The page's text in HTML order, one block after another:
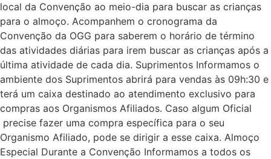
local da Convenção ao meio-dia para buscar as crianças
para o almoço. Acompanhem o cronograma da
Convenção da OGG para saberem o horário de término
das atividades diárias para irem buscar as crianças após a
última atividade de cada dia. Suprimentos Informamos o
ambiente dos Suprimentos abrirá para vendas às 09h:30 e
terá um caixa destinado ao atendimento exclusivo para
compras aos Organismos Afiliados. Caso algum Oficial
precise fazer uma compra específica para o seu
Organismo Afiliado, pode se dirigir a esse caixa. Almoço
Especial Durante a Convenção Informamos a todos os